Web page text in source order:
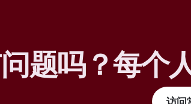
题吗？每个
访问